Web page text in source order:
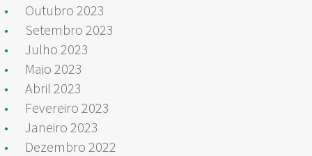
Outubro 2023
Setembro 2023
Julho 2023
Maio 2023
Abril 2023
Fevereiro 2023
Janeiro 2023
Dezembro 2022